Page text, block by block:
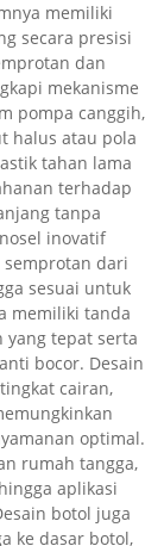
memiliki
secara presisi
dan
mekanisme
pompa canggih,
halus atau pola
tahan lama
terhadap
tanpa
inovatif
dari
sesuai untuk
memiliki tanda
yang tepat serta
bocor. Desain
cairan,
optimal.
rumah tangga,
aplikasi
botol juga
ke dasar botol,